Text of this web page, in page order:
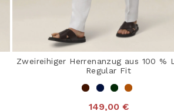
Zweireihiger Herrenanzug aus 100 %
Regular Fit
149,00 €